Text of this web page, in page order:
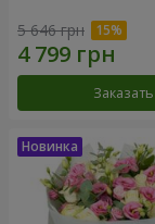
5 646 грн
Заказать